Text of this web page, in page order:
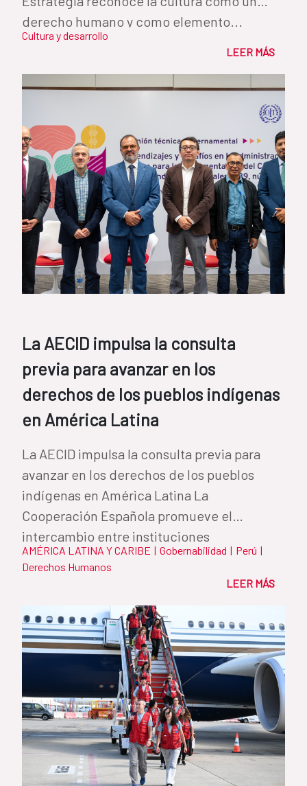
derecho humano y como elemento...
Cultura y desarrollo
LEER MÁS
La AECID impulsa la consulta
previa para avanzar en los
derechos de los pueblos indígenas
en América Latina
La AECID impulsa la consulta previa para
avanzar en los derechos de los pueblos
indígenas en América Latina La
Cooperación Española promueve el
intercambio entre instituciones
iberoamericanas para...
AMÉRICA LATINA Y CARIBE | Gobernabilidad | Perú |
Derechos Humanos
LEER MÁS